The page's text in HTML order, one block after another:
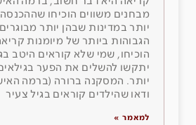
מבחנים משווים הוכיחו
יותר במדינות שבהן יותר
הגבוהות ביותר של מיומנות
הוכיחו, שמי שלא קוראים היטב
יתקשו להשלים את הפער
יותר. המסקנה ברורה (ברמה
ודאו שהילדים קוראים בגיל צעיר
למאמר »